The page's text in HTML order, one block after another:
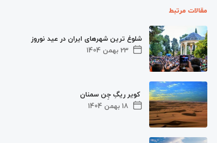
مقالات مرتبط
23 بهمن 1404
شلوغ ترین شهرهای ایران در عید نوروز
18 بهمن 1404
کویر ریگِ جِن سمنان